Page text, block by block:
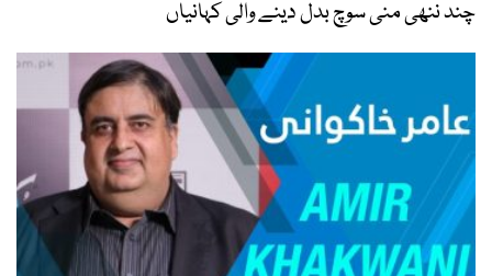
چند ننھی منی سوچ بدل دینے والی کہانیاں